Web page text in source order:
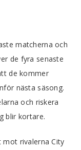
matcherna och
de fyra senaste
de kommer
nästa säsong.
och riskera
blir kortare.
rivalerna City